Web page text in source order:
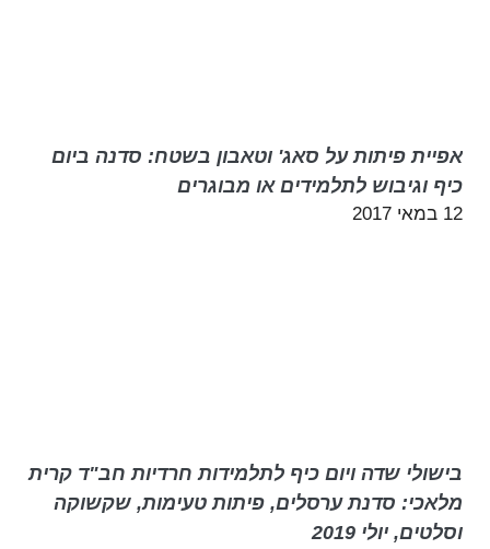
אפיית פיתות על סאג' וטאבון בשטח: סדנה ביום
כיף וגיבוש לתלמידים או מבוגרים
12 במאי 2017
בישולי שדה ויום כיף לתלמידות חרדיות חב"ד קרית
מלאכי: סדנת ערסלים, פיתות טעימות, שקשוקה
וסלטים, יולי 2019